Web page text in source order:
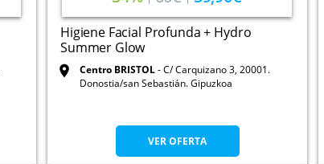
Higiene Facial Profunda + Hydro
Summer Glow
Centro BRISTOL C/ Carquizano 3, 20001.
Donostia/san Sebastián. Gipuzkoa
VER OFERTA